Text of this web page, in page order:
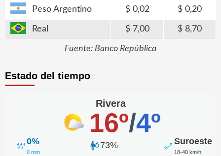
Peso Argentino 0,02 0,20
Real 7,00 8,70
Fuente: Banco República
Estado del tiempo
Rivera
16º/4º
0%
0 mm
73% Suroeste
18-40 km/h